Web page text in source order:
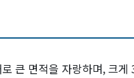
큰 면적을 자랑하며, 크게